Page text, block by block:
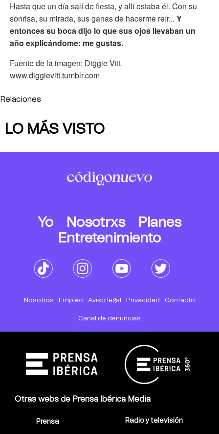
Hasta que un día salí de fiesta, y allí estaba él. Con su
sonrisa, su mirada, sus ganas de hacerme reír... Y
entonces su boca dijo lo que sus ojos llevaban un
año explicándome: me gustas.
Fuente de la imagen: Diggie Vitt
www.diggievitt.tumblr.com
Relaciones
LO MÁS VISTO
Yo Nosotrxs
Planes
Entretenimiento
Nosotros Empleo Aviso legal Privacidad Contacto
Canal de denuncias
Otras webs de Prensa Ibérica Media
Prensa Radio y televisión